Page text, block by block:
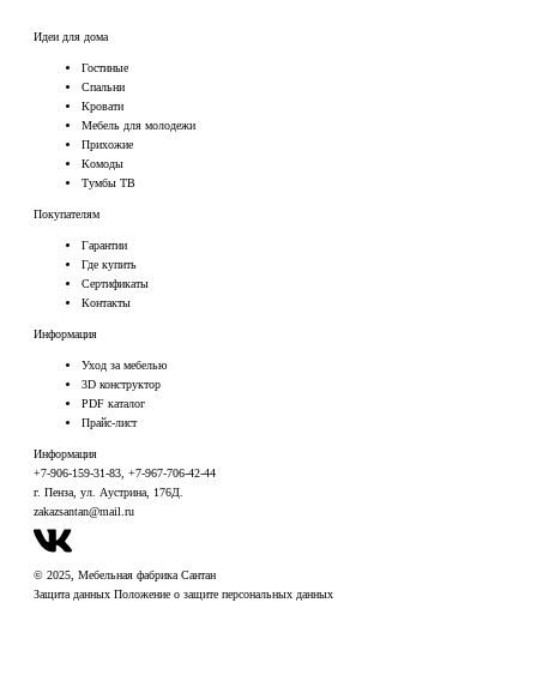
Идеи для дома
Гостиные
Спальни
Кровати
Мебель для молодежи
Прихожие
Комоды
Тумбы ТВ
Покупателям
Гарантии
Где купить
Сертификаты
Контакты
Информация
Уход за мебелью
3D конструктор
PDF каталог
Прайс-лист
Информация
+7-906-159-31-83 +7-967-706-42-44
г. Пенза, ул. Аустрина, 176Д.
zakazsantan@mail.ru
© 2025, Мебельная фабрика Сантан
Защита данных Положение о защите персональных данных